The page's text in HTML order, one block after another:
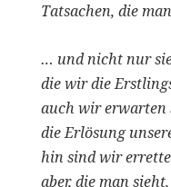
Tatsachen, die
… und nicht nur
die wir die
auch wir erwarten
die Erlösung
hin sind wir
aber, die man